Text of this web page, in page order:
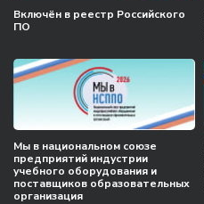
Включён в реестр Российского
ПО
Мы в национальном союзе
предприятий индустрии
учебного оборудования и
поставщиков образовательных
организация